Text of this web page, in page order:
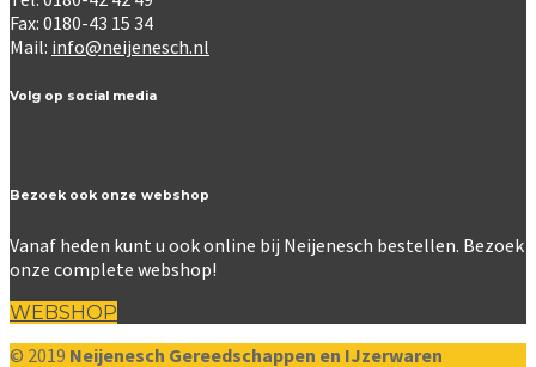
Fax: 0180-43 15 34
Mail: info@neijenesch.nl
Volg op social media
Bezoek ook onze webshop
Vanaf heden kunt u ook online bij Neijenesch bestellen. Bezoek
onze complete webshop!
WEBSHOP
© 2019 Neijenesch Gereedschappen en IJzerwaren